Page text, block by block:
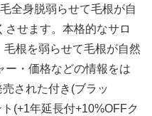
全身脱弱らせて毛根が自
せます。本格的なサロ
根を弱らせて毛根が自然
ー・価格などの情報をは
された付き(ブラッ
(+1年延長付+10%OFFク